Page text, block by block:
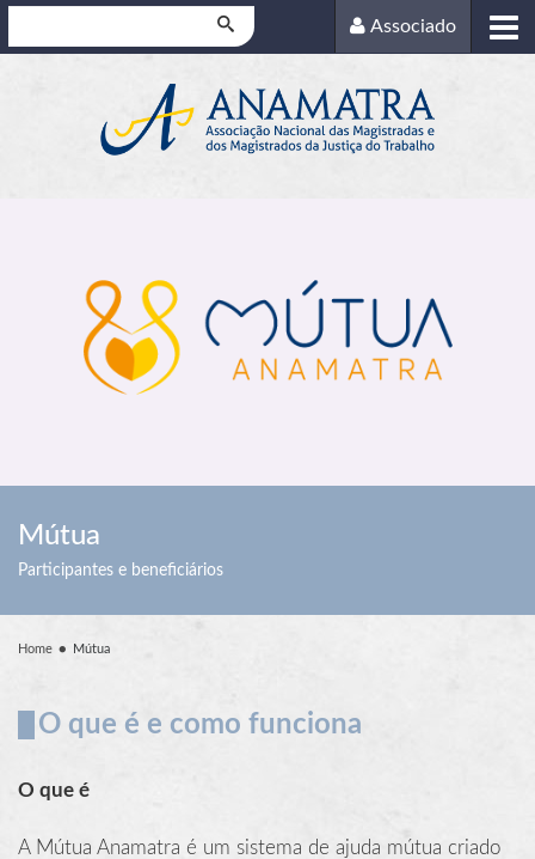
Associado
Mútua
Participantes e beneficiários
Home Mútua
O que é e como funciona
O que é
A Mútua Anamatra é um sistema de ajuda mútua criado